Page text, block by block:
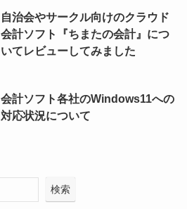
自治会やサークル向けのクラウド
会計ソフト『ちまたの会計』につ
いてレビューしてみました
会計ソフト各社のWindows11への
対応状況について
検索